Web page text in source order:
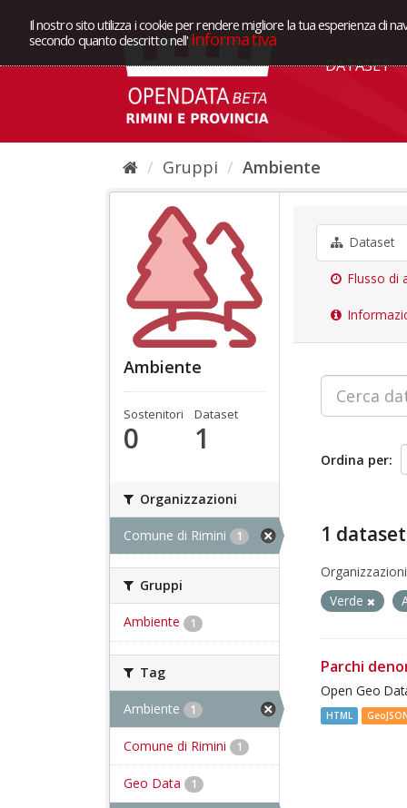
Il nostro sito utilizza i cookie per rendere migliore la tua esperienza di
secondo quanto descritto nell' Informativa
DATASET
Gruppi Ambiente
Ambiente
Sostenitori
0
Dataset
1
Organizzazioni
Comune di Rimini 1
Gruppi
Ambiente 1
Tag
Ambiente 1
Comune di Rimini 1
Geo Data 1
Dataset
Flusso di
Ordina per
1
Verde
Parchi
Open Geo
HTML